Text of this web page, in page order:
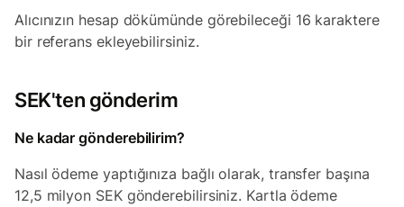
Alıcınızın hesap dökümünde görebileceği 16 karaktere
bir referans ekleyebilirsiniz.
SEK'ten gönderim
Ne kadar gönderebilirim?
Nasıl ödeme yaptığınıza bağlı olarak, transfer başına
12,5 milyon SEK gönderebilirsiniz. Kartla ödeme